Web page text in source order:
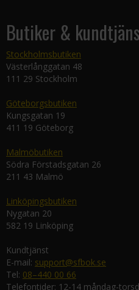
Butiker &
Stockholmsbutiken
Västerlånggatan 48
111 29 Stockholm
Göteborgsbutiken
Kungsgatan 19
411 19 Göteborg
Malmöbutiken
Södra Förstadsgatan 26
211 43 Malmö
Linköpingsbutiken
Nygatan 20
582 19 Linköping
Kundtjänst
E-mail: support@sfbok.se
Tel: 08–440 00 66
Telefontider: 12-14 måndag-